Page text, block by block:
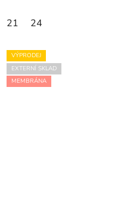
21 24
VÝPRODEJ
EXTERNÍ SKLAD
MEMBRÁNA